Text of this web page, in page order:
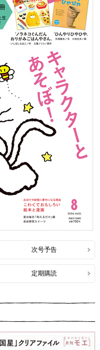
次号予告
定期購読